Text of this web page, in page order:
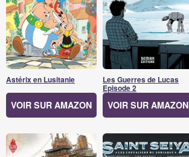
Astérix en Lusitanie
VOIR SUR AMAZON
Les Guerres de Lucas
Episode 2
VOIR SUR AMAZON